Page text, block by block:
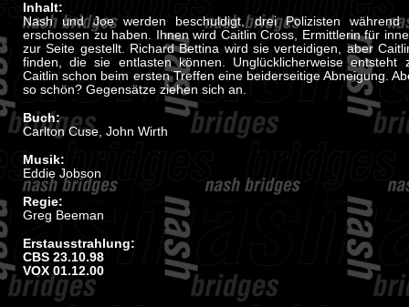
Inhalt:
Nash und Joe werden beschuldigt, drei Polizisten während
erschossen zu haben. Ihnen wird Caitlin Cross, Ermittlerin für
zur Seite gestellt. Richard Bettina wird sie verteidigen, aber
finden, die sie entlasten können. Unglücklicherweise entsteht
Caitlin schon beim ersten Treffen eine beiderseitige Abneigung.
so schön? Gegensätze ziehen sich an.
Buch:
Carlton Cuse, John Wirth
Musik:
Eddie Jobson
Regie:
Greg Beeman
Erstausstrahlung:
CBS 23.10.98
VOX 01.12.00